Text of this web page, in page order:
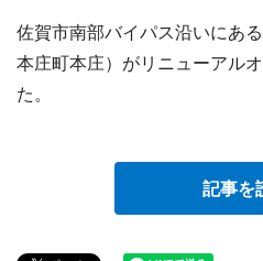
佐賀市南部バイパス沿いにあ
本庄町本庄）がリニューアル
た。
記事を